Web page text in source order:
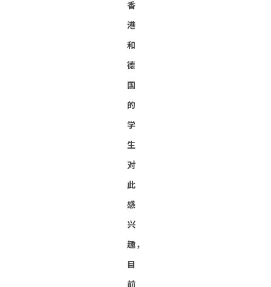
香
港
和
德
国
的
学
生
对
此
感
兴
趣，
目
前